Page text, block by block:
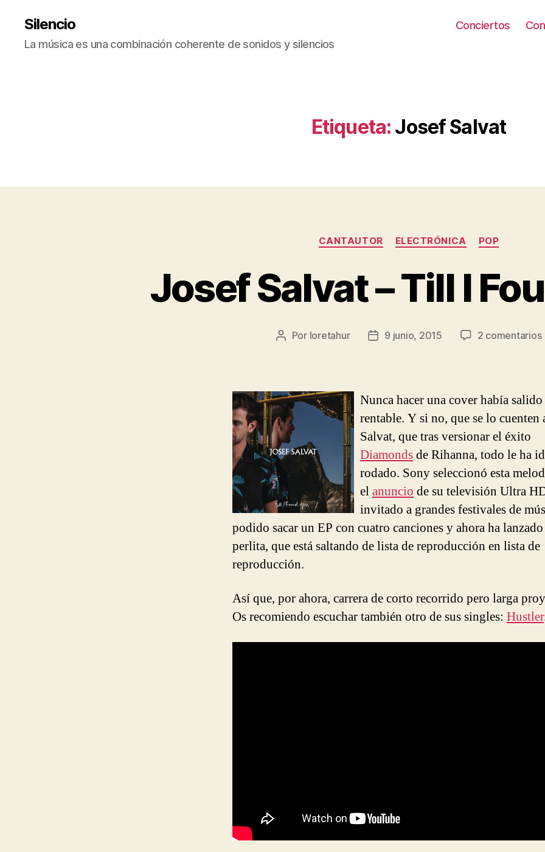
Silencio
La música es una combinación coherente de sonidos y silencios
Conciertos
Etiqueta: Josef Salvat
Categorías
CANTAUTOR ELECTRÓNICA POP
Josef Salvat – Till I
Autor
Por loretahur
Fecha9 junio, 2015 2 comentarios
I
Nunca hacer una cover había salido
rentable. Y si no, que se lo cuenten
Salvat, que tras versionar el éxito
Diamondsde Rihanna, todo le ha
rodado. Sony seleccionó esta
elanuncio de su televisión Ultra
invitado a grandes festivales de
podido sacar un EP con cuatro canciones y ahora ha lanzado
perlita, que está saltando de lista de reproducción en lista de
reproducción.
Así que, por ahora, carrera de corto recorrido pero larga
Os recomiendo escuchar también otro de sus singles: Hustler